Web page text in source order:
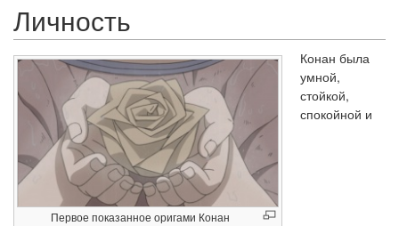
Личность
Первое показанное оригами Конан
Конан была
умной,
стойкой,
спокойной и